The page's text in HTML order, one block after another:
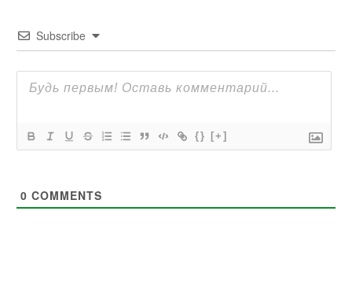
Subscribe
{} [+]
0 COMMENTS